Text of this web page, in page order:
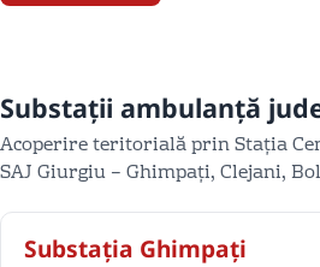
Substații ambulanță
Acoperire teritorială prin Stația
SAJ Giurgiu – Ghimpați, Clejani,
Substația Ghimpați